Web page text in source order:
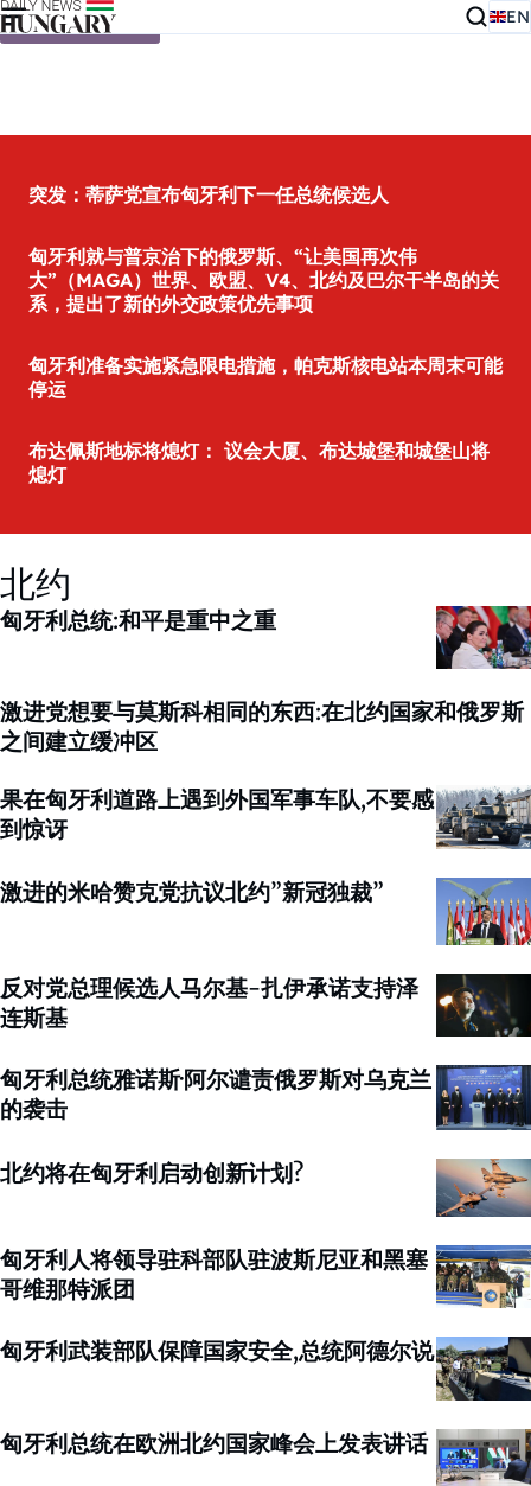
Skip to content EN
突发：蒂萨党宣布匈牙利下一任总统候选人
匈牙利就与普京治下的俄罗斯、“让美国再次伟
大”（MAGA）世界、欧盟、V4、北约及巴尔干半岛的关
系，提出了新的外交政策优先事项
匈牙利准备实施紧急限电措施，帕克斯核电站本周末可能
停运
布达佩斯地标将熄灯： 议会大厦、布达城堡和城堡山将
熄灯
北约
匈牙利总统:和平是重中之重
激进党想要与莫斯科相同的东西:在北约国家和俄罗斯
之间建立缓冲区
果在匈牙利道路上遇到外国军事车队,不要感
到惊讶
激进的米哈赞克党抗议北约”新冠独裁”
反对党总理候选人马尔基-扎伊承诺支持泽
连斯基
匈牙利总统雅诺斯·阿尔谴责俄罗斯对乌克兰
的袭击
北约将在匈牙利启动创新计划?
匈牙利人将领导驻科部队驻波斯尼亚和黑塞
哥维那特派团
匈牙利武装部队保障国家安全,总统阿德尔说
匈牙利总统在欧洲北约国家峰会上发表讲话